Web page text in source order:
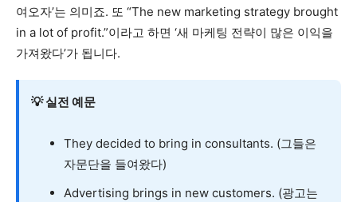
여오자’는 의미죠. 또 “The new marketing strategy brought
in a lot of profit.”이라고 하면 ‘새 마케팅 전략이 많은 이익을
가져왔다’가 됩니다.
💡 실전 예문
They decided to bring in consultants. (그들은
자문단을 들여왔다)
Advertising brings in new customers. (광고는